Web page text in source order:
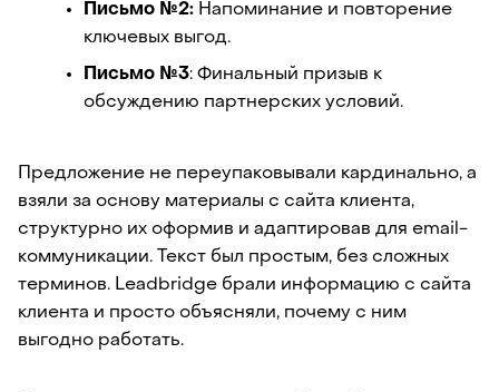
Письмо №2: Напоминание и повторение
ключевых выгод.
Письмо №3: Финальный призыв к
обсуждению партнерских условий.
Предложение не переупаковывали кардинально, а
взяли за основу материалы с сайта клиента,
структурно их оформив и адаптировав для email-
коммуникации. Текст был простым, без сложных
терминов. Leadbridge брали информацию с сайта
клиента и просто объясняли, почему с ним
выгодно работать.